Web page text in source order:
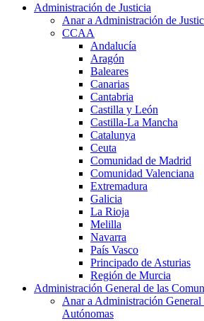
Administración de Justicia
Anar a Administración de
CCAA
Andalucía
Aragón
Baleares
Canarias
Cantabria
Castilla y León
Castilla-La Mancha
Catalunya
Ceuta
Comunidad de Madrid
Comunidad Valenciana
Extremadura
Galicia
La Rioja
Melilla
Navarra
País Vasco
Principado de Asturias
Región de Murcia
Administración General de las
Anar a Administración General
Autónomas